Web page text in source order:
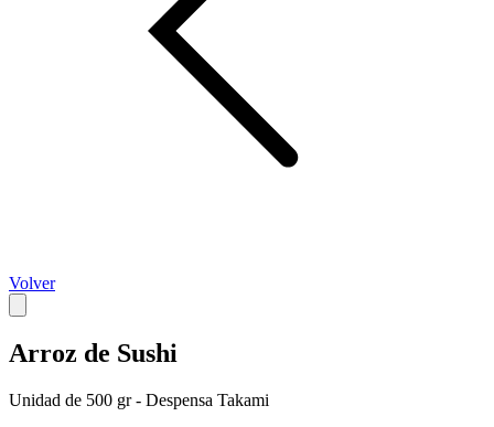
Volver
Arroz de Sushi
Unidad de 500 gr - Despensa Takami